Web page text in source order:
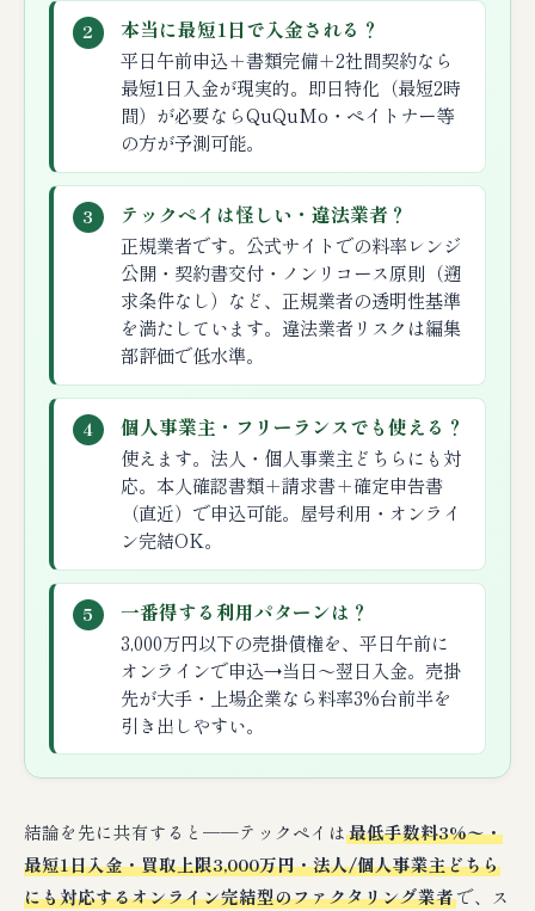
2 本当に最短1日で入金される？
平日午前申込＋書類完備＋2社間契約なら
最短1日入金が現実的。即日特化（最短2時
間）が必要ならQuQuMo・ペイトナー等
の方が予測可能。
3 テックペイは怪しい・違法業者？
正規業者です。公式サイトでの料率レンジ
公開・契約書交付・ノンリコース原則（遡
求条件なし）など、正規業者の透明性基準
を満たしています。違法業者リスクは編集
部評価で低水準。
4 個人事業主・フリーランスでも使える？
使えます。法人・個人事業主どちらにも対
応。本人確認書類＋請求書＋確定申告書
（直近）で申込可能。屋号利用・オンライ
ン完結OK。
5 一番得する利用パターンは？
3,000万円以下の売掛債権を、平日午前に
オンラインで申込→当日〜翌日入金。売掛
先が大手・上場企業なら料率3%台前半を
引き出しやすい。
結論を先に共有すると──テックペイは最低手数料3%〜・
最短1日入金・買取上限3,000万円・法人/個人事業主どちら
にも対応するオンライン完結型のファクタリング業者で、ス